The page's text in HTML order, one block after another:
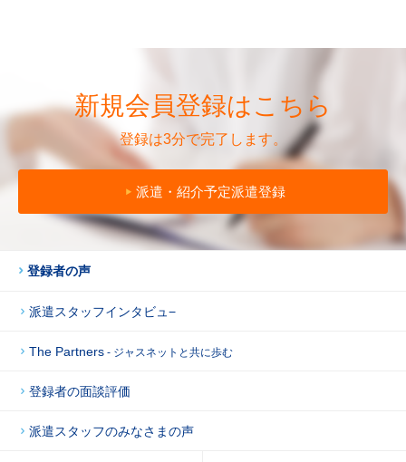
新規会員登録はこちら
登録は3分で完了します。
派遣・紹介予定派遣登録
登録者の声
派遣スタッフインタビュ−
The Partners - ジャスネットと共に歩む
登録者の面談評価
派遣スタッフのみなさまの声